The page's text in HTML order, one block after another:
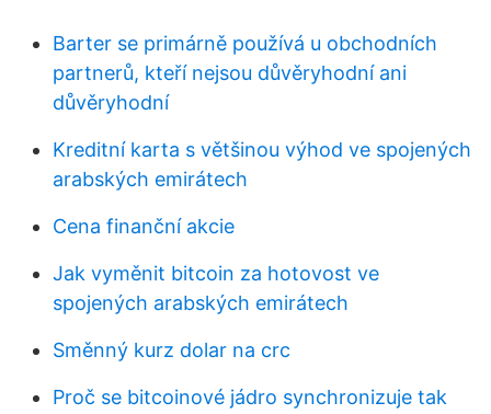
Barter se primárně používá u obchodních
partnerů, kteří nejsou důvěryhodní ani
důvěryhodní
Kreditní karta s většinou výhod ve spojených
arabských emirátech
Cena finanční akcie
Jak vyměnit bitcoin za hotovost ve
spojených arabských emirátech
Směnný kurz dolar na crc
Proč se bitcoinové jádro synchronizuje tak